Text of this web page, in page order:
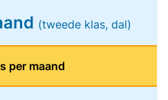
(tweede klas, dal)
per maand